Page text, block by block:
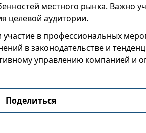
местного рынка. Важно
целевой аудитории.
в профессиональных
в законодательстве и
управлению компанией и
Поделиться